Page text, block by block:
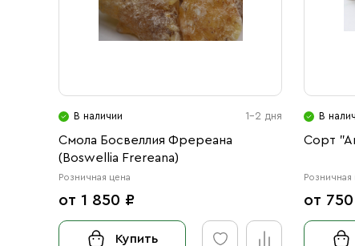
В наличии 1-2 дня
Смола Босвеллия Фререана
(Boswellia Frereana)
Розничная цена
от 1 850 ₽
Купить
В
Сорт
Розничная
от